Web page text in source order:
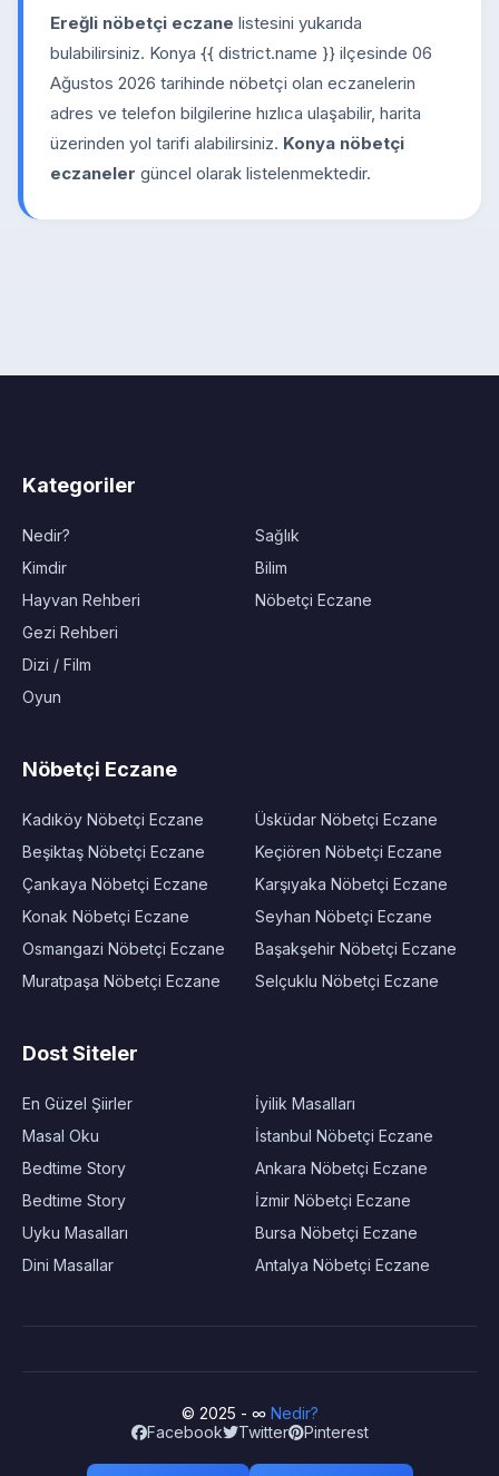
Ereğli nöbetçi eczane listesini yukarıda
bulabilirsiniz. Konya {{ district.name }} ilçesinde 06
Ağustos 2026 tarihinde nöbetçi olan eczanelerin
adres ve telefon bilgilerine hızlıca ulaşabilir, harita
üzerinden yol tarifi alabilirsiniz. Konya nöbetçi
eczaneler güncel olarak listelenmektedir.
Kategoriler
Nedir?
Kimdir
Hayvan Rehberi
Gezi Rehberi
Dizi / Film
Oyun
Sağlık
Bilim
Nöbetçi Eczane
Nöbetçi Eczane
Kadıköy Nöbetçi Eczane
Beşiktaş Nöbetçi Eczane
Çankaya Nöbetçi Eczane
Konak Nöbetçi Eczane
Osmangazi Nöbetçi Eczane
Muratpaşa Nöbetçi Eczane
Üsküdar Nöbetçi Eczane
Keçiören Nöbetçi Eczane
Karşıyaka Nöbetçi Eczane
Seyhan Nöbetçi Eczane
Başakşehir Nöbetçi Eczane
Selçuklu Nöbetçi Eczane
Dost Siteler
En Güzel Şiirler
Masal Oku
Bedtime Story
Bedtime Story
Uyku Masalları
Dini Masallar
İyilik Masalları
İstanbul Nöbetçi Eczane
Ankara Nöbetçi Eczane
İzmir Nöbetçi Eczane
Bursa Nöbetçi Eczane
Antalya Nöbetçi Eczane
© 2025 - ∞ Nedir?
Facebook
Twitter Pinterest